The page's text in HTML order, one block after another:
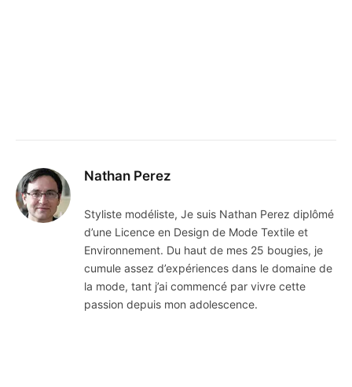
Nathan Perez
Styliste modéliste, Je suis Nathan Perez diplômé
d’une Licence en Design de Mode Textile et
Environnement. Du haut de mes 25 bougies, je
cumule assez d’expériences dans le domaine de
la mode, tant j’ai commencé par vivre cette
passion depuis mon adolescence.